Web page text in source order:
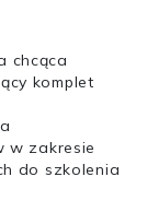
chcąca
komplet
w zakresie
do szkolenia